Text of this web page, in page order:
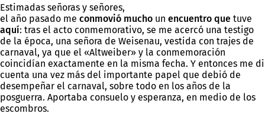
Estimadas señoras y señores,
el año pasado me conmovió mucho un encuentro que tuve
aquí: tras el acto conmemorativo, se me acercó una testigo
de la época, una señora de Weisenau, vestida con trajes de
carnaval, ya que el «Altweiber» y la conmemoración
coincidían exactamente en la misma fecha. Y entonces me di
cuenta una vez más del importante papel que debió de
desempeñar el carnaval, sobre todo en los años de la
posguerra. Aportaba consuelo y esperanza, en medio de los
escombros.